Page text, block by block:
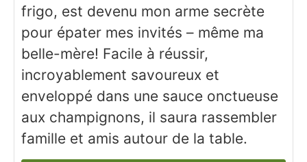
frigo, est devenu mon arme secrète
pour épater mes invités – même ma
belle-mère! Facile à réussir,
incroyablement savoureux et
enveloppé dans une sauce onctueuse
aux champignons, il saura rassembler
famille et amis autour de la table.